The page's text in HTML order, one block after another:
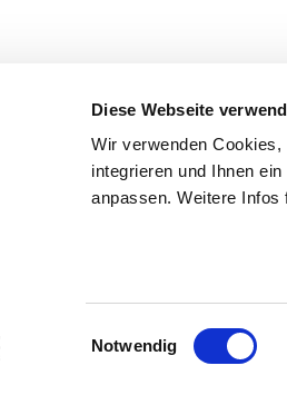
Diese Webseite
Wir verwenden
integrieren und Ihnen
anpassen. Weitere Infos
Einwilligungsauswahl
Notwendig
uns
Schloss Westerhaus
6130 6674
info@schloss-westerhaus.de
https://www.schloss-